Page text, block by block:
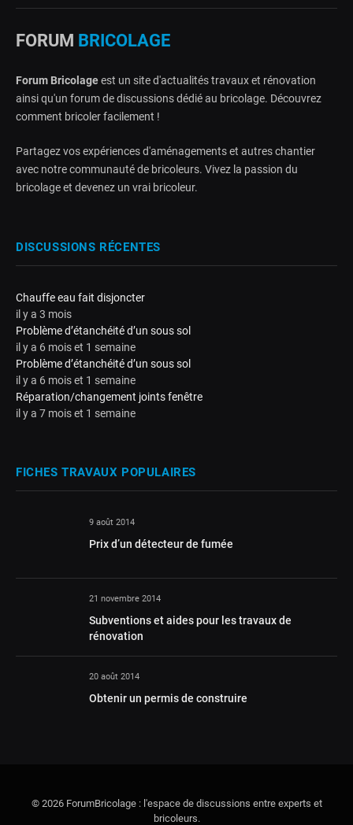
FORUM BRICOLAGE
Forum Bricolageest un site d'actualités travaux et rénovation
ainsi qu'un forum de discussions dédié au bricolage. Découvrez
comment bricoler facilement !
Partagez vos expériences d'aménagements et autres chantier
avec notre communauté de bricoleurs. Vivez la passion du
bricolage et devenez un vrai bricoleur.
DISCUSSIONS RÉCENTES
Chauffe eau fait disjoncter
il y a 3 mois
Problème d’étanchéité d’un sous sol
il y a 6 mois et 1 semaine
Problème d’étanchéité d’un sous sol
il y a 6 mois et 1 semaine
Réparation/changement joints fenêtre
il y a 7 mois et 1 semaine
FICHES TRAVAUX POPULAIRES
9 août 2014
Prix d’un détecteur de fumée
21 novembre 2014
Subventions et aides pour les travaux de
rénovation
20 août 2014
Obtenir un permis de construire
© 2026 ForumBricolage : l'espace de discussions entre experts et
bricoleurs.